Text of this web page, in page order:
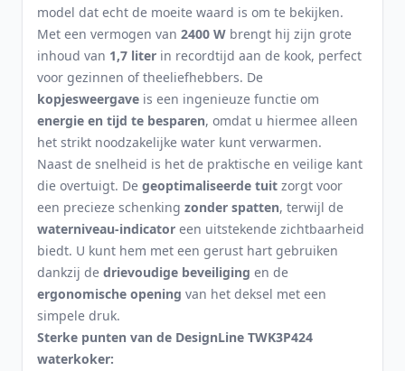
model dat echt de moeite waard is om te bekijken.
Met een vermogen van 2400 W brengt hij zijn grote
inhoud van 1,7 liter in recordtijd aan de kook, perfect
voor gezinnen of theeliefhebbers. De
kopjesweergave is een ingenieuze functie om
energie en tijd te besparen, omdat u hiermee alleen
het strikt noodzakelijke water kunt verwarmen.
Naast de snelheid is het de praktische en veilige kant
die overtuigt. De geoptimaliseerde tuit zorgt voor
een precieze schenking zonder spatten, terwijl de
waterniveau-indicator een uitstekende zichtbaarheid
biedt. U kunt hem met een gerust hart gebruiken
dankzij de drievoudige beveiliging en de
ergonomische opening van het deksel met een
simpele druk.
Sterke punten van de DesignLine TWK3P424
waterkoker: